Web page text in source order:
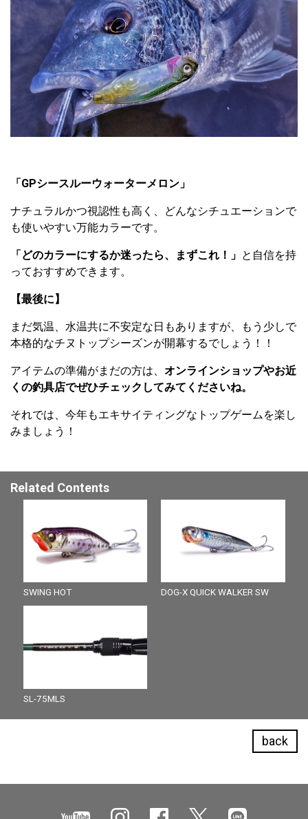
「GPシースルーウォーターメロン」
ナチュラルかつ視認性も高く、どんなシチュエーションで
も使いやすい万能カラーです。
「どのカラーにするか迷ったら、まずこれ！」 と自信を持
っておすすめできます。
【最後に】
まだ気温、水温共に不安定な日もありますが、もう少しで
本格的なチヌトップシーズンが開幕するでしょう！！
アイテムの準備がまだの方は、 オンラインショップやお近
くの釣具店でぜひチェックしてみてくださいね。
それでは、今年もエキサイティングなトップゲームを楽し
みましょう！
Related Contents
SWING HOT DOG-X QUICK WALKER SW
SL-75MLS
back